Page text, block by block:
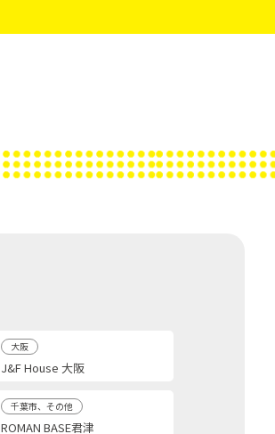
大阪
J&F House 大阪
千葉市、その他
ROMAN BASE君津